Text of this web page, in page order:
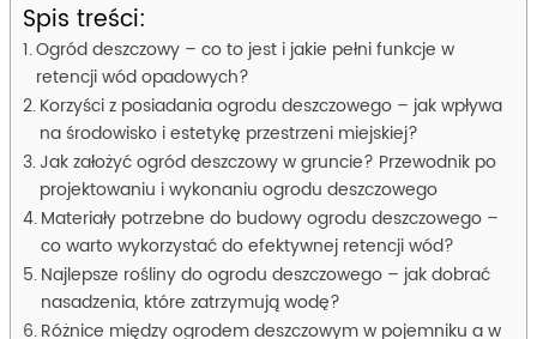
Spis treści:
Ogród deszczowy – co to jest i jakie pełni funkcje w
retencji wód opadowych?
Korzyści z posiadania ogrodu deszczowego – jak wpływa
na środowisko i estetykę przestrzeni miejskiej?
Jak założyć ogród deszczowy w gruncie? Przewodnik po
projektowaniu i wykonaniu ogrodu deszczowego
Materiały potrzebne do budowy ogrodu deszczowego –
co warto wykorzystać do efektywnej retencji wód?
Najlepsze rośliny do ogrodu deszczowego – jak dobrać
nasadzenia, które zatrzymują wodę?
Różnice między ogrodem deszczowym w pojemniku a w